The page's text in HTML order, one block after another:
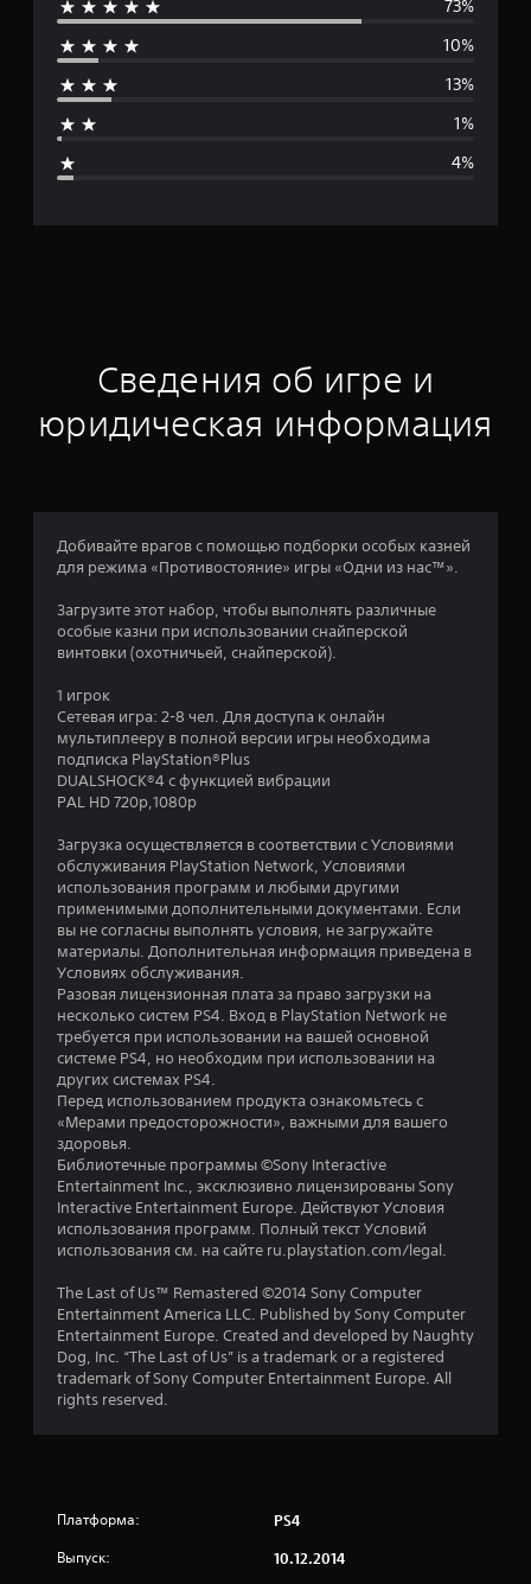
е
д
о
н
к
:
4
я
т
и
в
е
з
н
а
с
н
73%
10%
13%
1%
4%
Сведения об игре и
юридическая информация
Добивайте врагов с помощью подборки особых казней
для режима «Противостояние» игры «Одни из нас™».
Загрузите этот набор, чтобы выполнять различные
особые казни при использовании снайперской
винтовки (охотничьей, снайперской).
1 игрок
Сетевая игра: 2-8 чел. Для доступа к онлайн
мультиплееру в полной версии игры необходима
подписка PlayStation®Plus
DUALSHOCK®4 с функцией вибрации
PAL HD 720p,1080p
Загрузка осуществляется в соответствии с Условиями
обслуживания PlayStation Network, Условиями
использования программ и любыми другими
применимыми дополнительными документами. Если
вы не согласны выполнять условия, не загружайте
материалы. Дополнительная информация приведена в
Условиях обслуживания.
Разовая лицензионная плата за право загрузки на
несколько систем PS4. Вход в PlayStation Network не
требуется при использовании на вашей основной
системе PS4, но необходим при использовании на
других системах PS4.
Перед использованием продукта ознакомьтесь с
«Мерами предосторожности», важными для вашего
здоровья.
Библиотечные программы ©Sony Interactive
Entertainment Inc., эксклюзивно лицензированы Sony
Interactive Entertainment Europe. Действуют Условия
использования программ. Полный текст Условий
использования см. на сайте ru.playstation.com/legal.
The Last of Us™ Remastered ©2014 Sony Computer
Entertainment America LLC. Published by Sony Computer
Entertainment Europe. Created and developed by Naughty
Dog, Inc. “The Last of Us” is a trademark or a registered
trademark of Sony Computer Entertainment Europe. All
rights reserved.
Платформа: PS4
Выпуск: 10.12.2014